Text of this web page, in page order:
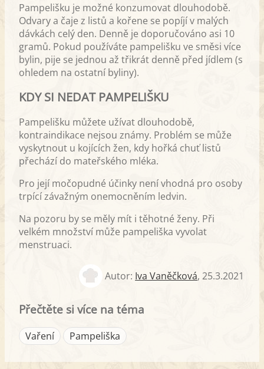
Pampelišku je možné konzumovat dlouhodobě.
Odvary a čaje z listů a kořene se popíjí v malých
dávkách celý den. Denně je doporučováno asi 10
gramů. Pokud používáte pampelišku ve směsi více
bylin, pije se jednou až třikrát denně před jídlem (s
ohledem na ostatní byliny).
KDY SI NEDAT PAMPELIŠKU
Pampelišku můžete užívat dlouhodobě,
kontraindikace nejsou známy. Problém se může
vyskytnout u kojících žen, kdy hořká chuť listů
přechází do mateřského mléka.
Pro její močopudné účinky není vhodná pro osoby
trpící závažným onemocněním ledvin.
Na pozoru by se měly mít i těhotné ženy. Při
velkém množství může pampeliška vyvolat
menstruaci.
Autor: Iva Vaněčková,25.3.2021
Přečtěte si více na téma
Vaření Pampeliška